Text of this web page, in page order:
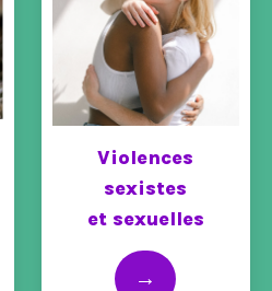
Violences
sexistes
et sexuelles